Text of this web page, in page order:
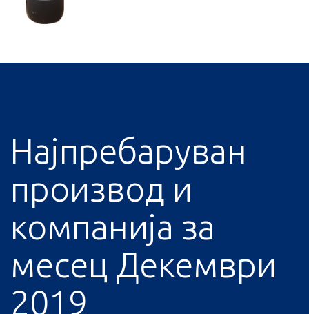
Најпребаруван
производ и
компанија за
месец Декември
2019